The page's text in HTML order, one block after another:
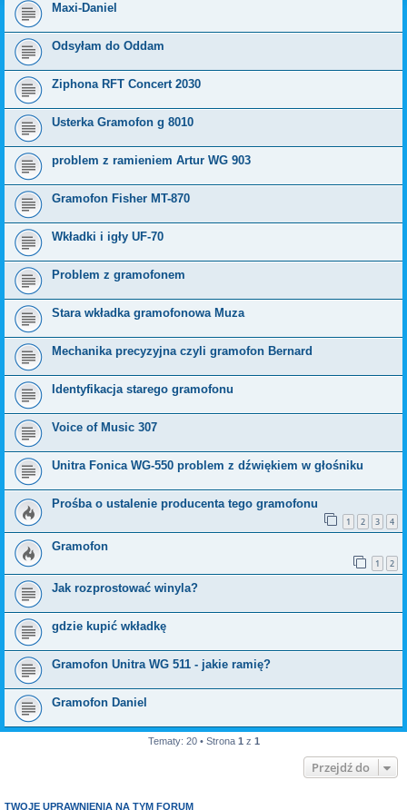
Maxi-Daniel
Odsyłam do Oddam
Ziphona RFT Concert 2030
Usterka Gramofon g 8010
problem z ramieniem Artur WG 903
Gramofon Fisher MT-870
Wkładki i igły UF-70
Problem z gramofonem
Stara wkładka gramofonowa Muza
Mechanika precyzyjna czyli gramofon Bernard
Identyfikacja starego gramofonu
Voice of Music 307
Unitra Fonica WG-550 problem z dźwiękiem w głośniku
Prośba o ustalenie producenta tego gramofonu
1 2 3 4
Gramofon
1 2
Jak rozprostować winyla?
gdzie kupić wkładkę
Gramofon Unitra WG 511 - jakie ramię?
Gramofon Daniel
Tematy: 20 • Strona 1z 1
Przejdź do
TWOJE UPRAWNIENIA NA TYM FORUM